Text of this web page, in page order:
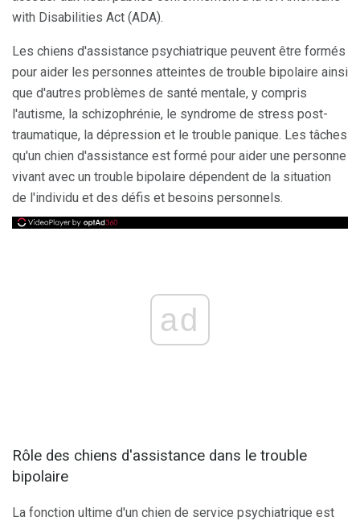
with Disabilities Act (ADA).
Les chiens d'assistance psychiatrique peuvent être formés
pour aider les personnes atteintes de trouble bipolaire ainsi
que d'autres problèmes de santé mentale, y compris
l'autisme, la schizophrénie, le syndrome de stress post-
traumatique, la dépression et le trouble panique. Les tâches
qu'un chien d'assistance est formé pour aider une personne
vivant avec un trouble bipolaire dépendent de la situation
de l'individu et des défis et besoins personnels.
ad
Rôle des chiens d'assistance dans le trouble
bipolaire
La fonction ultime d'un chien de service psychiatrique est